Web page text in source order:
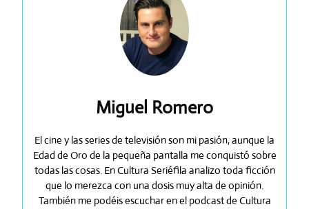
Miguel Romero
El cine y las series de televisión son mi pasión, aunque la
Edad de Oro de la pequeña pantalla me conquistó sobre
todas las cosas. En Cultura Seriéfila analizo toda ficción
que lo merezca con una dosis muy alta de opinión.
También me podéis escuchar en el podcast de Cultura